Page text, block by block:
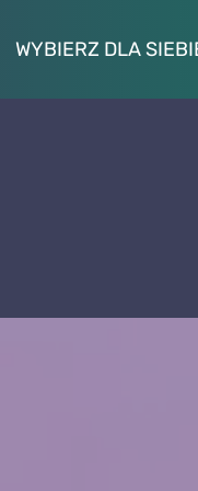
WYBIERZ DLA